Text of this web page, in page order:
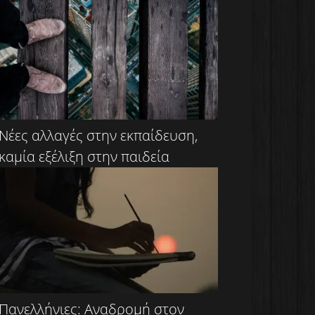
αλλαγές στην εκπαίδευση,
εξέλιξη στην παιδεία
Αναδρομή στον